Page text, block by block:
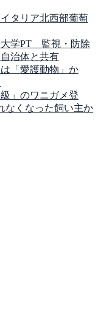
タリア北西部葡萄
学PT 監視・防除
治体と共有
「愛護動物」か
」のワニガメ登
くなった飼い主か